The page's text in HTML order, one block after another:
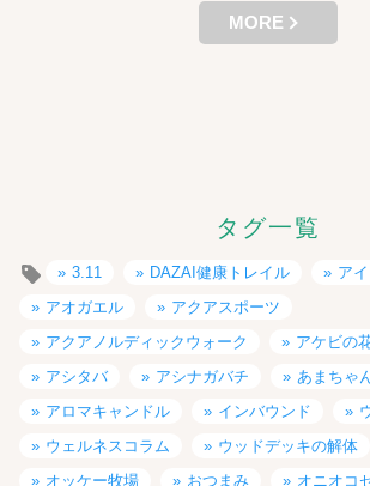
MORE
タグ一覧
3.11 DAZAI健康トレイル
ア
アオガエル
アクアスポーツ
アクアノルディックウォーク
アケビの
アシタバ
アシナガバチ あまちゃ
アロマキャンドル
インバウンド
ウェルネスコラム
ウッドデッキの解体
オッケー牧場
おつまみ オニオコ